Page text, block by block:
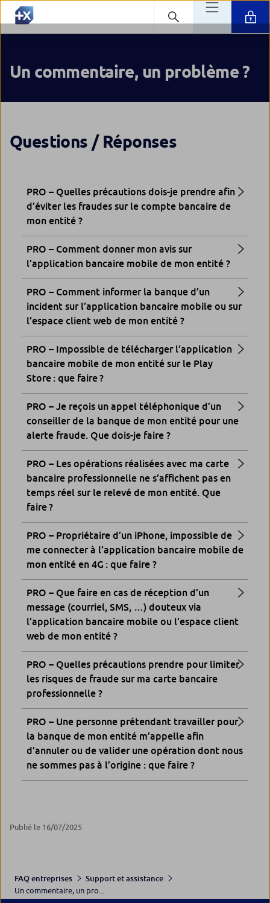
Un commentaire, un problème ?
Questions / Réponses
PRO – Quelles précautions dois-je prendre afin
d’éviter les fraudes sur le compte bancaire de
mon entité ?
PRO – Comment donner mon avis sur
l’application bancaire mobile de mon entité ?
PRO – Comment informer la banque d’un
incident sur l’application bancaire mobile ou sur
l’espace client web de mon entité ?
PRO – Impossible de télécharger l’application
bancaire mobile de mon entité sur le Play
Store : que faire ?
PRO – Je reçois un appel téléphonique d’un
conseiller de la banque de mon entité pour une
alerte fraude. Que dois-je faire ?
PRO – Les opérations réalisées avec ma carte
bancaire professionnelle ne s’affichent pas en
temps réel sur le relevé de mon entité. Que
faire ?
PRO – Propriétaire d’un iPhone, impossible de
me connecter à l’application bancaire mobile de
mon entité en 4G : que faire ?
PRO – Que faire en cas de réception d’un
message (courriel, SMS, …) douteux via
l’application bancaire mobile ou l’espace client
web de mon entité ?
PRO – Quelles précautions prendre pour limiter
les risques de fraude sur ma carte bancaire
professionnelle ?
PRO – Une personne prétendant travailler pour
la banque de mon entité m’appelle afin
d’annuler ou de valider une opération dont nous
ne sommes pas à l’origine : que faire ?
Publié le 16/07/2025
FAQ entreprises
Support et assistance
Un commentaire, un pro...